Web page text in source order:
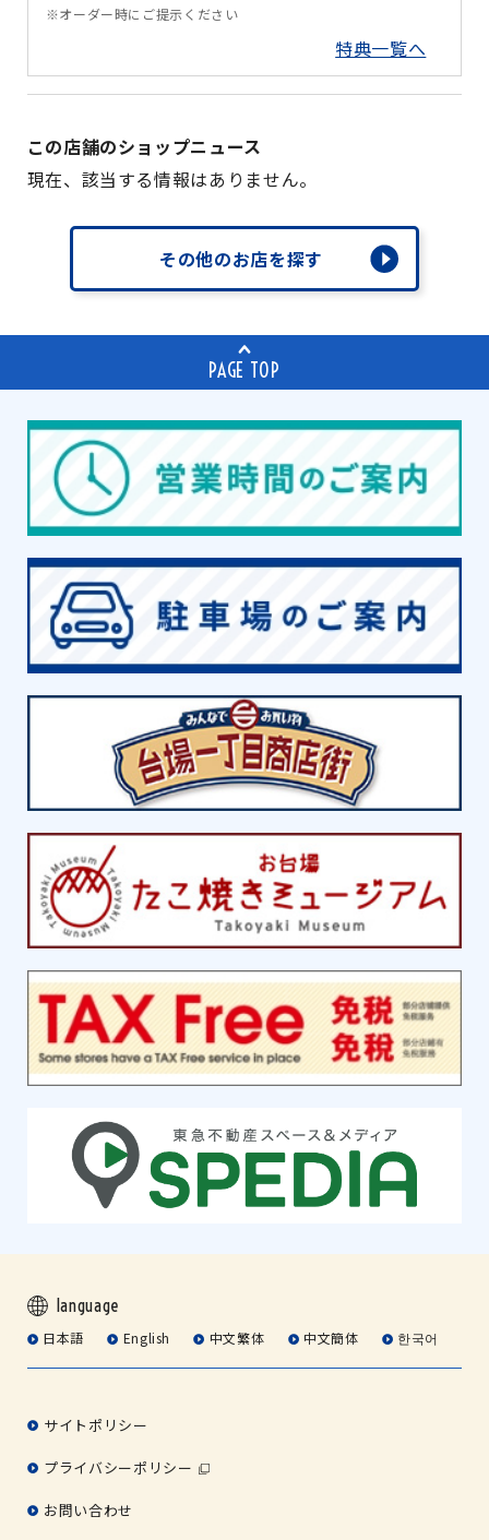
※オーダー時にご提示ください
特典一覧へ
この店舗のショップニュース
現在、該当する情報はありません。
その他のお店を探す
PAGE TOP
language
日本語 English 中文繁体 中文簡体 한국어
サイトポリシー
プライバシーポリシー
お問い合わせ